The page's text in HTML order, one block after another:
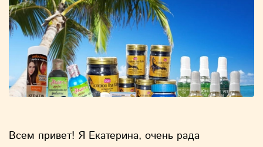
Всем привет! Я Екатерина, очень рада